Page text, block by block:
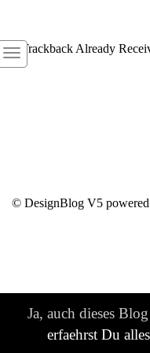
1 Trackback Already
© DesignBlog V5
Ja, auch dieses
erfaehrst Du